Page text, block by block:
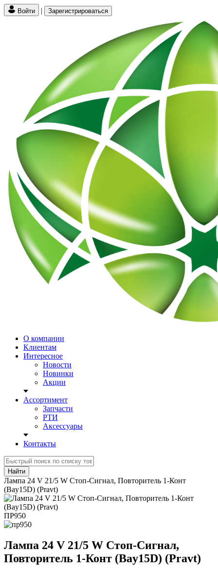
Войти | Зарегистрироваться
О компании
Клиентам
Интересное
Новости
Новинки
Акции
Ассортимент
Запчасти
РТИ
Аксессуары
Контакты
Найти
Лампа 24 V 21/5 W Стоп-Сигнал, Повторитель 1-Конт
(Bay15D) (Pravt)
ПР950
Лампа 24 V 21/5 W Стоп-Сигнал,
Повторитель 1-Конт (Bay15D) (Pravt)